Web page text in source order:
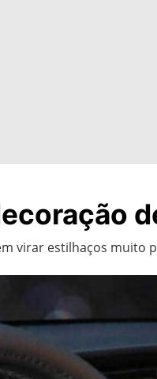
virar estilhaços muito